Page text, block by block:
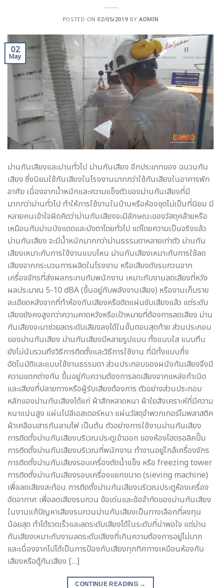
POSTED ON 02/05/2019 BYADMIN
02
May
ม่านกันเสียงและม่านทั่วไป ม่านกันเสียง อีกประเภทของ ฉนวนกัน
เสียง ซึ่งนิยมใช้กันเสียงในโรงงานมากกว่าใช้กันเสียงในอาคารพัก
อาศัย เนื่องจากน้ำหนักและความแข็งตัวของม่านกันเสียงที่มี
มากกว่าม่านทั่วไป ทำให้การใช้งานในบ้านหรือห้องชุดไม่เป็นที่นิยม มี
หลายคนเข้าใจผิดคิดว่าม่านกันเสียงจะมีลักษณะของวัสดุคล้ายหรือ
เหมือนกับม่านบังแดดและบังตาโดยทั่วไป แต่โดยความเป็นจริงแล้ว
ม่านกันเสียง จะมีน้ำหนักมากกว่าม่านธรรมดาหลายเท่าตัว ม่านกัน
เสียงเหมาะกับการใช้งานแบบไหน ม่านกันเสียงเหมาะกับการใช้ลด
เสียงจากกระบวนการผลิตในโรงงาน หรือเสียงดังรบกวนจาก
เครื่องจักรที่ส่งผลกระทบกับพนักงาน เหมาะกับงานลดเสียงที่หวัง
ผลประมาณ 5-10 dBA (ขึ้นอยู่กับพลังงานเสียง) หรืองานเก็บราย
ละเอียดหลังจากที่ทำห้องกันเสียงหรือติดแผ่นซับเสียงแล้ว แต่ระดับ
เสียงยังคงสูงกว่าความคาดหวังหรือเป้าหมายที่ต้องการลดเสียง ม่าน
กันเสียงจะมาช่วยลดระดับเสียงลงได้ในขั้นตอนสุดท้าย ส่วนประกอบ
ของม่านกันเสียง ม่านกันเสียงมีหลายรูปแบบ ทั้งแบบใส แบบทึบ
ยังไม่นับรวมถึงวิธีการติดตั้งและวิธีการใช้งาน ที่มีทั้งแบบกึ่ง
อัตโนมัติและแบบใช้งานธรรมดา ส่วนประกอบของผนังกันเสียงจึงมี
ความแตกต่างกัน ขึ้นอยู่กับความต้องการลดเสียงจากแหล่งกำเนิด
และเสียงที่ปลายทางหรือผู้รับเสียงต้องการ ตัวอย่างส่วนประกอบ
หลักของม่านกันเสียงได้แก่ ผ้าสักหลาดหนา ผ้าใยสังเคราะห์ที่มีความ
หนาแน่นสูง แผ่นโปลีเอสเตอร์หนา แผ่นวัสดุจำพวกเทอร์โมพลาสติค
ผ้าเคลือบสารกันลามไฟ เป็นต้น ตัวอย่างการใช้งานม่านกันเสียง
การติดตั้งม่านกันเสียงบริเวณประตูเข้าออก ของห้องไฮดรอลิคปั๊ม
การติดตั้งม่านกันเสียงบริเวณที่พนักงาน ทำงานอยู่ใกล้เครื่องจักร
การติดตั้งม่านกันเสียงรอบเครื่องตัดน้ำแข็ง หรือ freezing tower
การติดตั้งม่านกันเสียงรอบเครื่องแยกขนาด (sieving machine)
เพื่อลดเสียงสะท้อน การติดตั้งม่านกันเสียงบริเวณประตูห้องเครื่อง
อัดอากาศ เพื่อลดเสียงรบกวน ข้อเด่นและข้อจำกัดของม่านกันเสียง
ในงานแก้ปัญหาเสียงรบกวนม่านกันเสียงเป็นทางเลือกที่ลงทุน
น้อยสุด ทำได้รวดเร็วและลดระดับเสียงได้ในระดับที่น่าพอใจ แต่ม่าน
กันเสียงเหมาะกับงานลดระดับเสียงที่เกินความต้องการอยู่ไม่มาก
และเนื่องจากไม่ได้เป็นการป้องกันเสียงทุกทิศทางเหมือนห้องกัน
เสียงหรือตู้กันเสียง […]
CONTINUE READING →